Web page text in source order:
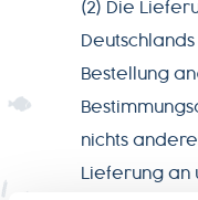
(2) Die
Bestellung
nichts
Lieferung an